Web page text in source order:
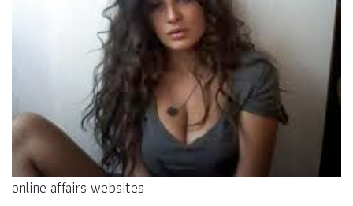
online affairs websites